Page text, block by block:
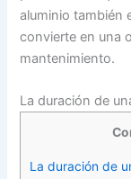
aluminio también
convierte en una
mantenimiento.
La duración de
La duración de